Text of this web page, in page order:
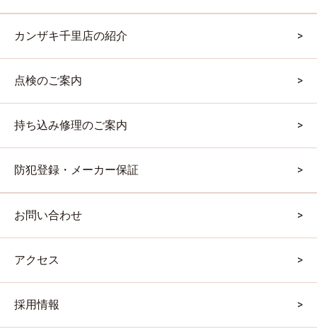
カンザキ千里店の紹介
点検のご案内
持ち込み修理のご案内
防犯登録・メーカー保証
お問い合わせ
アクセス
採用情報